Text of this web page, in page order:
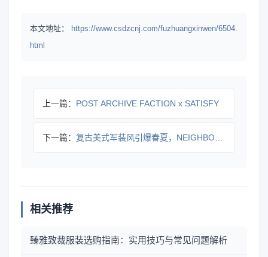
本文地址：
https://www.csdzcnj.com/fuzhuangxinwen/6504.
html
上一篇： POST ARCHIVE FACTION x SATISFY
下一篇： 复古美式军装风引爆春夏，NEIGHBORHOOD®︎ 202
相关推荐
臻雅致裁服装选购指南：实用技巧与常见问题解析